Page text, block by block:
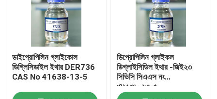
ডাইপ্রোপিলিন গ্লাইকোল
ডিগ্লিসিডাইল ইথার DER736
CAS No 41638-13-5
ডিপ্রোপিলিন গ্লাইকল
ডিগ্লাইসিডিল ইথার -জিই২৩
সিভিসি সিএএস নং
:৪১৬৩৮-১৩-৫